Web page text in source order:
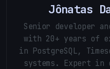
Jônatas
Senior developer
with 20+ years of
in PostgreSQL,
systems. Expert in